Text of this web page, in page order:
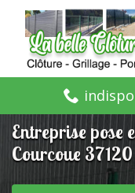
Entreprise pose
Courcoue 37120